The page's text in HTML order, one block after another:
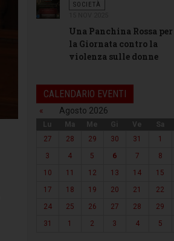
SOCIETÀ
Una Panchina Rossa per
la Giornata contro la
violenza sulle donne
CALENDARIO EVENTI
« Agosto 2026
Lu Ma Me Gi Ve Sa
27
28 29 30 31 1
3
4 5 6 7 8
10
11 12 13 14 15
17
18 19 20 21 22
24
25 26 27 28 29
31
1 2 3 4 5